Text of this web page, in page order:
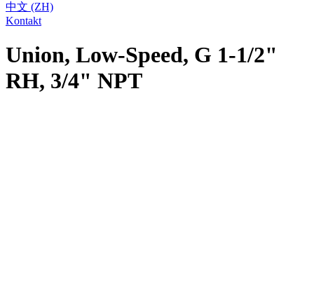
中文 (ZH)
Kontakt
Union, Low-Speed, G 1-1/2"
RH, 3/4" NPT